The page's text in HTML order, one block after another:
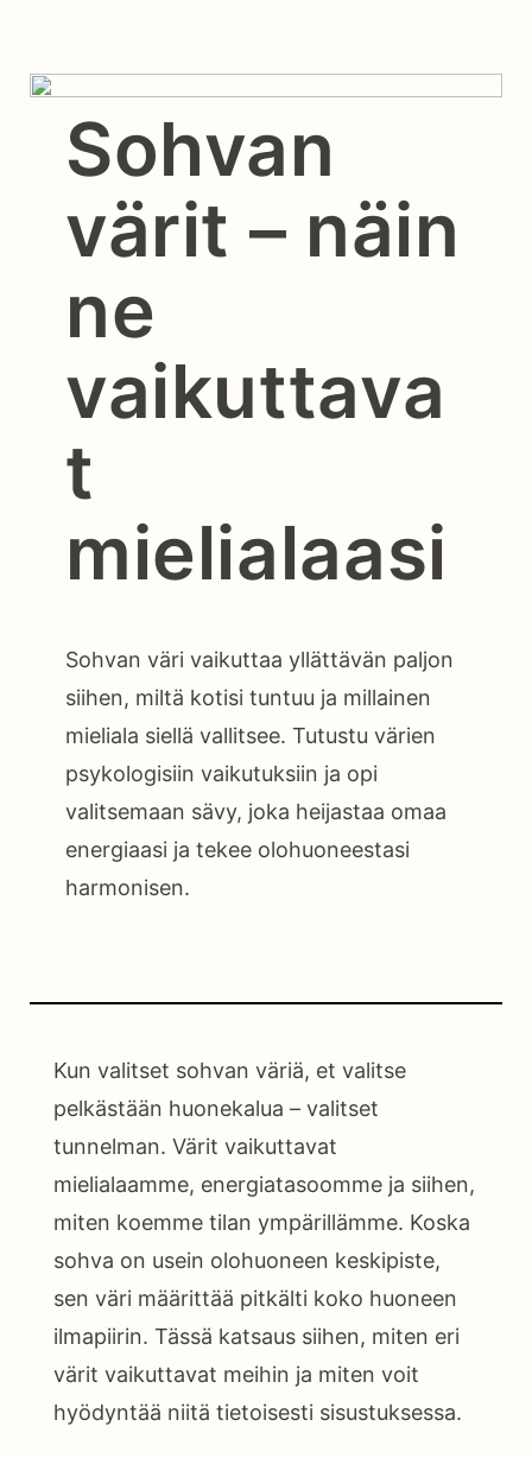
Sohvan
värit – näin
ne
vaikuttava
t
mielialaasi
Sohvan väri vaikuttaa yllättävän paljon
siihen, miltä kotisi tuntuu ja millainen
mieliala siellä vallitsee. Tutustu värien
psykologisiin vaikutuksiin ja opi
valitsemaan sävy, joka heijastaa omaa
energiaasi ja tekee olohuoneestasi
harmonisen.
Kun valitset sohvan väriä, et valitse
pelkästään huonekalua – valitset
tunnelman. Värit vaikuttavat
mielialaamme, energiatasoomme ja siihen,
miten koemme tilan ympärillämme. Koska
sohva on usein olohuoneen keskipiste,
sen väri määrittää pitkälti koko huoneen
ilmapiirin. Tässä katsaus siihen, miten eri
värit vaikuttavat meihin ja miten voit
hyödyntää niitä tietoisesti sisustuksessa.